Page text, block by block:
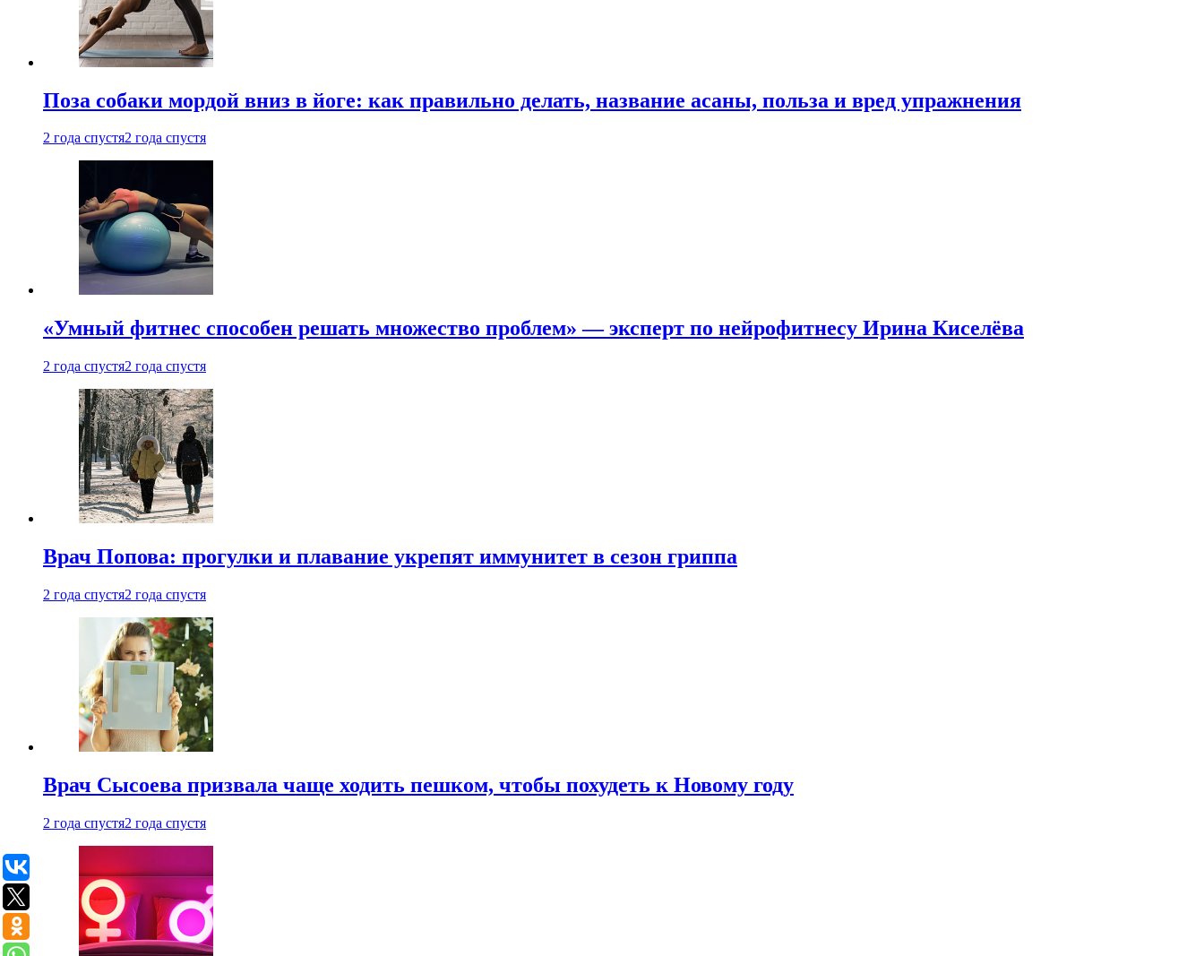
Поза собаки мордой вниз в йоге: как правильно делать, название асаны, польза и вред упражнения
2 года спустя2 года спустя
«Умный фитнес способен решать множество проблем» — эксперт по нейрофитнесу Ирина Киселёва
2 года спустя2 года спустя
Врач Попова: прогулки и плавание укрепят иммунитет в сезон гриппа
2 года спустя2 года спустя
Врач Сысоева призвала чаще ходить пешком, чтобы похудеть к Новому году
2 года спустя2 года спустя